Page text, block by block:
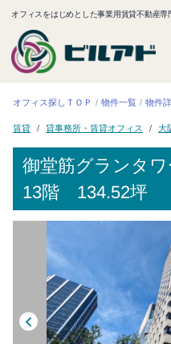
オフィスをはじめとした事業用賃貸不動産専
オフィス探しＴＯＰ 物件一覧 物件
賃貸 貸事務所・賃貸オフィス 大
御堂筋グランタワ
13階 134.52坪